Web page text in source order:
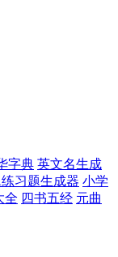
字典 英文名生成
习题生成器 小学
全 四书五经 元曲